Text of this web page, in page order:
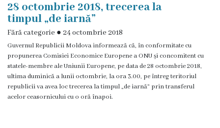
a
orașului
Rezina”
ONG-
uri
28 octombrie 2018, trecerea la
timpul „de iarnă”
Fără categorie ● 24 octombrie 2018
Guvernul Republicii Moldova informează că, în conformitate cu
propunerea Comisiei Economice Europene a ONU și concomitent cu
statele-membre ale Uniunii Europene, pe data de 28 octombrie 2018,
ultima duminică a lunii octombrie, la ora 3.00, pe întreg teritoriul
republicii va avea loc trecerea la timpul „de iarnă” prin transferul
acelor ceasornicului cu o oră înapoi.